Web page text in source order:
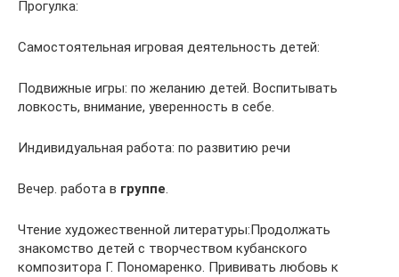
Прогулка:
Самостоятельная игровая деятельность детей:
Подвижные игры: по желанию детей. Воспитывать
ловкость, внимание, уверенность в себе.
Индивидуальная работа: по развитию речи
Вечер. работа в группе.
Чтение художественной литературы:Продолжать
знакомство детей с творчеством кубанского
композитора Г. Пономаренко. Прививать любовь к